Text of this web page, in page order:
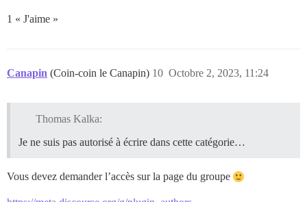
1 « J'aime »
Canapin (Coin-coin le Canapin) Octobre 2, 2023, 11:24
10
Thomas Kalka:
Je ne suis pas autorisé à écrire dans cette catégorie…
Vous devez demander l’accès sur la page du groupe